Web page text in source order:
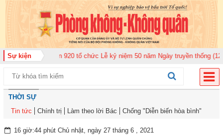
Sự kiện
Không quân 920 tổ chức Lễ kỷ niệm 50 năm Ngày truyền thống (12-11-
THỜI SỰ
Tin tức
Chính trị Làm theo lời Bác Chống "Diễn biến hòa bình"
16 giờ:44 phút Chủ nhật, ngày 27 tháng 6 , 2021